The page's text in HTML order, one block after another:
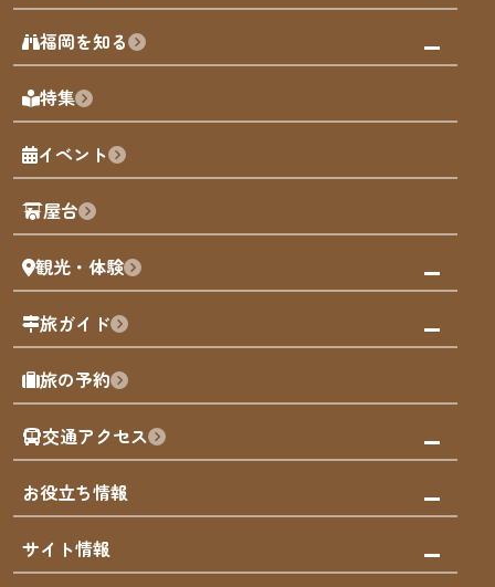
みんなの旅行記
天神エリア
博多旧市街
福岡城
歴史・文化
福岡を知る
福岡の見どころ
福岡の魅力
観光カレンダー
観光PR動画
まち歩き
福岡グルメ
福岡を楽しむ
福岡のアート
福岡のナイトタイム
福岡の歴史・文化
サステナブルツーリズム
福岡検定
よかなび音声ガイド
特集
イベント
屋台
観光・体験
観る・遊ぶ
屋台
買う
体験
泊まる
旅ガイド
モデルコース
AIおまかせコース
オリジナルプラン
みんなの旅行記
旅の予約
交通アクセス
市内交通ガイド
お得なチケット
お役立ち情報
お知らせ
災害情報
サイト情報